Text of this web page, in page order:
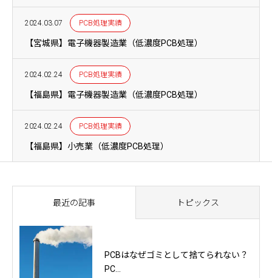
2024.03.07 PCB処理実績
【宮城県】電子機器製造業（低濃度PCB処理）
2024.02.24 PCB処理実績
【福島県】電子機器製造業（低濃度PCB処理）
2024.02.24 PCB処理実績
【福島県】小売業（低濃度PCB処理）
最近の記事 トピックス
PCBはなぜゴミとして捨てられない？
PC...